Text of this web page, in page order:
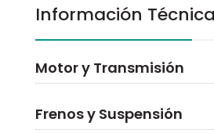
Información Técnica
Motor y Transmisión
Frenos y Suspensión